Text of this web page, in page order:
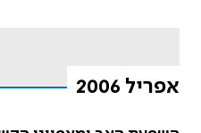
אפריל 2006